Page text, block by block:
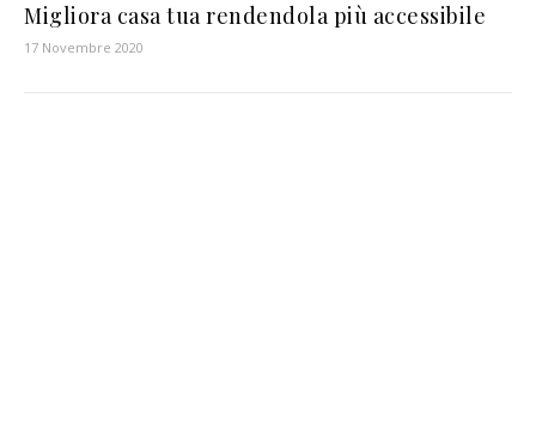
Migliora casa tua rendendola più accessibile
17 Novembre 2020